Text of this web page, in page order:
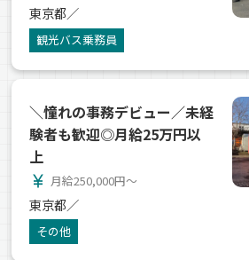
東京都／
観光バス乗務員
＼憧れの事務デビュー／未経
験者も歓迎◎月給25万円以
上
currency_yen 月給250,000円～
東京都／
その他